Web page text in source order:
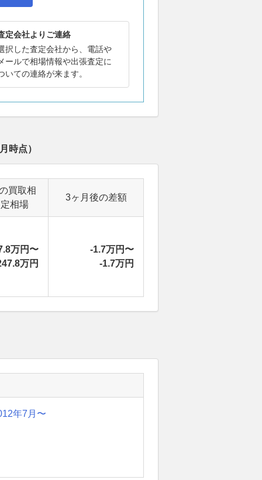
定会社よりご連絡
択した査定会社から、電話や
ールで相場情報や出張査定に
いての連絡が来ます。
時点）
買取相
相場
3ヶ月後の差額
万円〜
万円
-1.7万円〜
-1.7万円
年7月〜